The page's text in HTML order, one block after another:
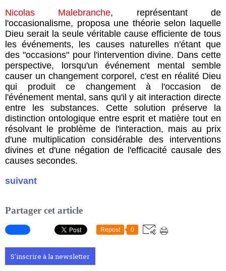
Nicolas Malebranche, représentant de
l'occasionalisme, proposa une théorie selon laquelle
Dieu serait la seule véritable cause efficiente de tous
les événements, les causes naturelles n'étant que
des "occasions" pour l'intervention divine. Dans cette
perspective, lorsqu'un événement mental semble
causer un changement corporel, c'est en réalité Dieu
qui produit ce changement à l'occasion de
l'événement mental, sans qu'il y ait interaction directe
entre les substances. Cette solution préserve la
distinction ontologique entre esprit et matière tout en
résolvant le problème de l'interaction, mais au prix
d'une multiplication considérable des interventions
divines et d'une négation de l'efficacité causale des
causes secondes.
suivant
Partager cet article
Repost 0
S'inscrire à la newsletter